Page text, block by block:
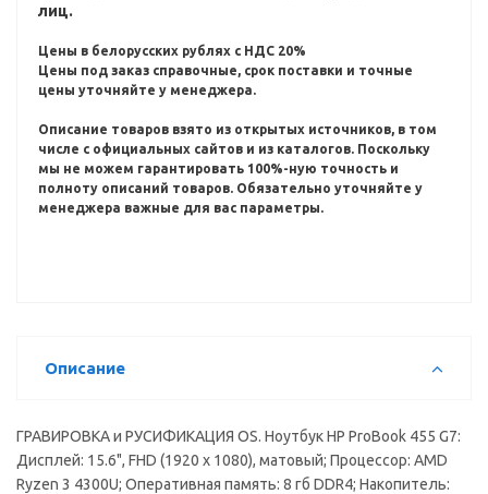
лиц.
Цены в белорусских рублях с НДС 20%
Цены под заказ справочные, срок поставки и точные
цены уточняйте у менеджера.
Описание товаров взято из открытых источников, в том
числе с официальных сайтов и из каталогов. Поскольку
мы не можем гарантировать 100%-ную точность и
полноту описаний товаров. Обязательно уточняйте у
менеджера важные для вас параметры.
Описание
ГРАВИРОВКА и РУСИФИКАЦИЯ OS. Ноутбук HP ProBook 455 G7:
Дисплей: 15.6", FHD (1920 x 1080), матовый; Процессор: AMD
Ryzen 3 4300U; Оперативная память: 8 гб DDR4; Накопитель: